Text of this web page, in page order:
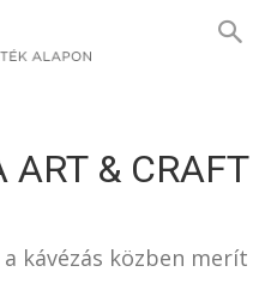
ART & CRAFT
kávézás közben merít